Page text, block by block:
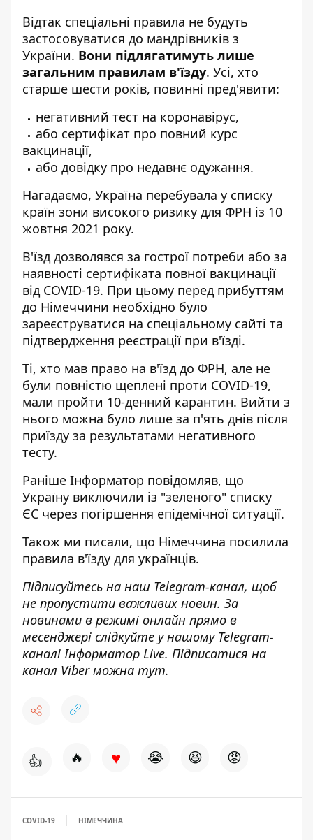
Відтак спеціальні правила не будуть
застосовуватися до мандрівників з
України. Вони підлягатимуть лише
загальним правилам в'їзду. Усі, хто
старше шести років, повинні пред'явити:
негативний тест на коронавірус,
або сертифікат про повний курс
вакцинації,
або довідку про недавнє одужання.
Нагадаємо, Україна перебувала у списку
країн зони високого ризику для ФРН із 10
жовтня 2021 року.
В'їзд дозволявся за гострої потреби або за
наявності сертифіката повної вакцинації
від COVID-19. При цьому перед прибуттям
до Німеччини необхідно було
зареєструватися на спеціальному сайті та
підтвердження реєстрації при в'їзді.
Ті, хто мав право на в'їзд до ФРН, але не
були повністю щеплені проти COVID-19,
мали пройти 10-денний карантин. Вийти з
нього можна було лише за п'ять днів після
приїзду за результатами негативного
тесту.
Раніше Інформатор повідомляв, що
Україну виключили із "зеленого" списку
ЄС через погіршення епідемічної ситуації.
Також ми писали, що Німеччина посилила
правила в'їзду для українців.
Підписуйтесь на наш Telegram-канал, щоб
не пропустити важливих новин. За
новинами в режимі онлайн прямо в
месенджері слідкуйте у нашому Telegram-
каналі Інформатор Live. Підписатися на
канал Viber можна тут.
👍 🔥 ♥ 😭 😆 😡
COVID-19 НІМЕЧЧИНА